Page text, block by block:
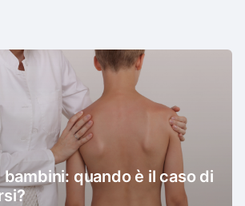
bambini: quando è il caso di